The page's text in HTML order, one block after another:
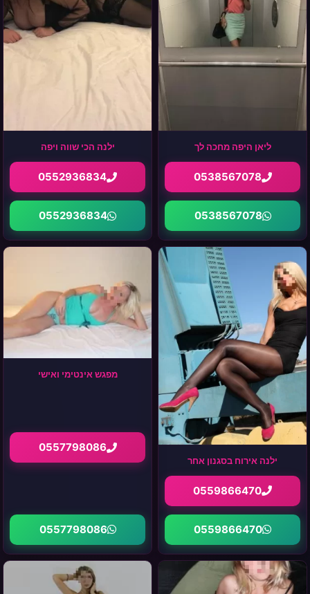
ליאן היפה מחכה לך
0538567078
0538567078
ילנה הכי שווה ויפה
0552936834
0552936834
ילנה אירוח בסגנון אחר
0559866470
0559866470
מפגש אינטימי ואישי
0557798086
0557798086